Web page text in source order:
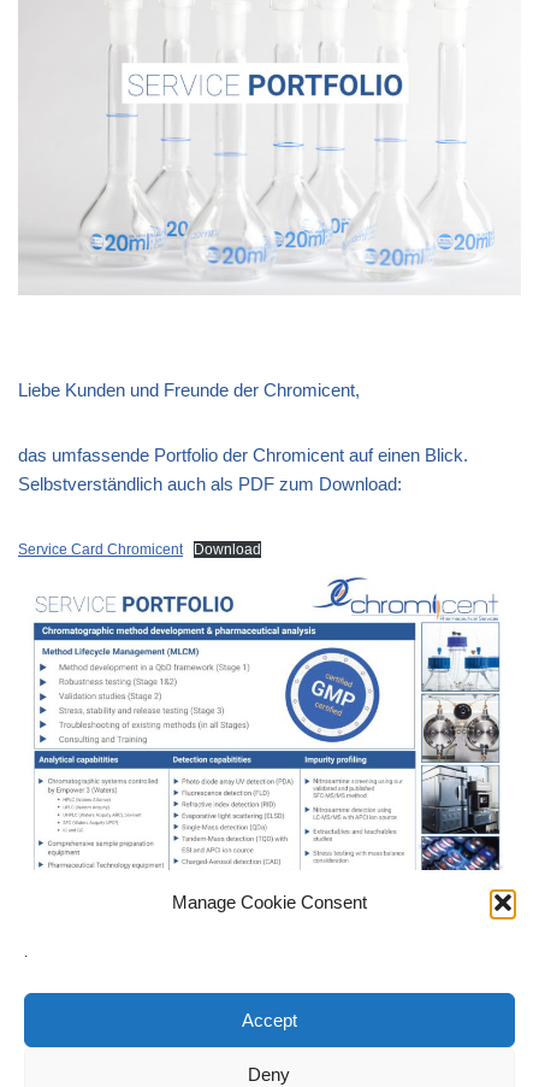
Manage Cookie Consent
.
Accept
Deny
Liebe Kunden und Freunde der Chromicent,
das umfassende Portfolio der Chromicent auf einen Blick.
Selbstverständlich auch als PDF zum Download:
Service Card Chromicent Download
Datenschutz